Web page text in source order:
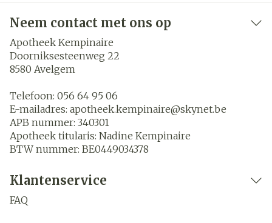
Neem contact met ons op
Apotheek Kempinaire
Doorniksesteenweg 22
8580 Avelgem
Telefoon: 056 64 95 06
E-mailadres: apotheek.kempinaire@skynet.be
APB nummer: 340301
Apotheek titularis: Nadine Kempinaire
BTW nummer: BE0449034378
Klantenservice
FAQ